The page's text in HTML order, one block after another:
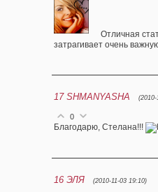
Отличная
затрагивает очень
17 SHMANYASHA (2010-
0
Благодарю, Стелана!!!
16 ЭЛЯ (2010-11-03 19:10)